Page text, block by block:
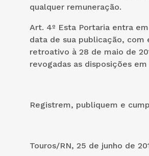
qualquer remuneração.
Art. 4º Esta Portaria entra
data de sua publicação, com
retroativo à 28 de maio de
revogadas as disposições
Registrem, publiquem e
Touros/RN, 25 de junho de